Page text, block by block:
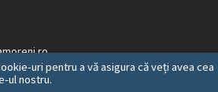
uri pentru a vă asigura că veți avea cea
ul nostru.